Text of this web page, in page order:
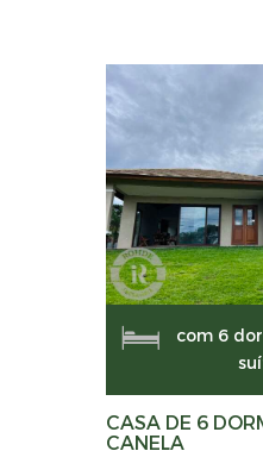
com 6
CASA DE 6
CANELA